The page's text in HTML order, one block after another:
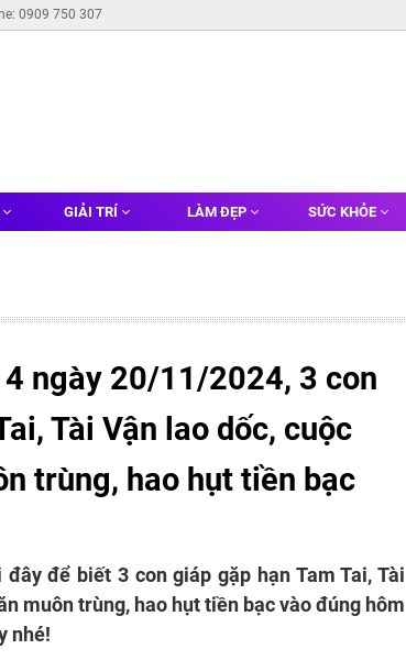
0909 750 307
GIẢI TRÍ LÀM ĐẸP SỨC KHỎE
ngày 20/11/2024, 3 con
Tài Vận lao dốc, cuộc
trùng, hao hụt tiền bạc
để biết 3 con giáp gặp hạn Tam Tai, Tài
muôn trùng, hao hụt tiền bạc vào đúng hôm
nhé!